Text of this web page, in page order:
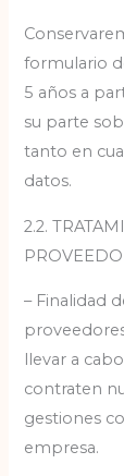
formulario
5 años a
su parte
tanto en
datos.
2.2.
– Finalidad
llevar a
contraten
gestiones
empresa.